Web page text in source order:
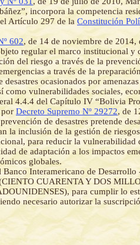
incorpora la competencia
Artículo 297 de la Constitución
602, de 14 de noviembre de 2014,
regular el marco institucional y
del riesgo a través de la
a través de la
ocasionados por
como vulnerabilidades sociales,
4.4.4 del Capítulo IV “Bolivia
Decreto Supremo Nº 29272, de
de desastres pretende
la inclusión de la gestión de
para reducir la vulnerabilidad
de adaptación a los impactos
globales.
Banco Interamericano de
CUARENTA Y DOS
para cumplir lo
necesario autorizar la